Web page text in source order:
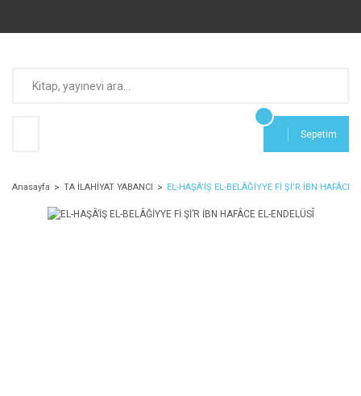
Sepetim
Anasayfa TA İLAHİYAT YABANCI EL-HAŞÂ’İŞ EL-BELÂĞİYYE Fİ Şİ’R İBN HAFÂCE